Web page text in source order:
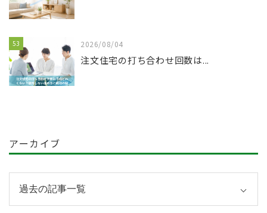
53 2026/08/04
注文住宅の打ち合わせ回数は...
アーカイブ